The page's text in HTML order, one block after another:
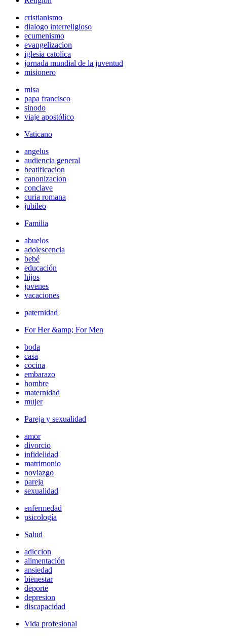
cristianismo
dialogo interreligioso
ecumenismo
evangelizacion
iglesia catolica
jornada mundial de la juventud
misionero
misa
papa francisco
sinodo
viaje apostólico
Vaticano
angelus
audiencia general
beatificacion
canonizacion
conclave
curia romana
jubileo
Familia
abuelos
adolescencia
bebé
educación
hijos
jovenes
vacaciones
paternidad
For Her &amp; For Men
boda
casa
cocina
embarazo
hombre
maternidad
mujer
Pareja y sexualidad
amor
divorcio
infidelidad
matrimonio
noviazgo
pareja
sexualidad
enfermedad
psicología
Salud
adiccion
alimentación
ansiedad
bienestar
deporte
depresion
discapacidad
Vida profesional